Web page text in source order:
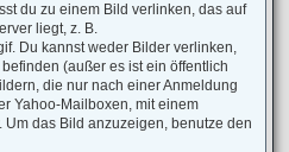
du zu einem Bild verlinken, das auf
liegt, z. B.
Du kannst weder Bilder verlinken,
(außer es ist ein öffentlich
die nur nach einer Anmeldung
Yahoo-Mailboxen, mit einem
Um das Bild anzuzeigen, benutze den